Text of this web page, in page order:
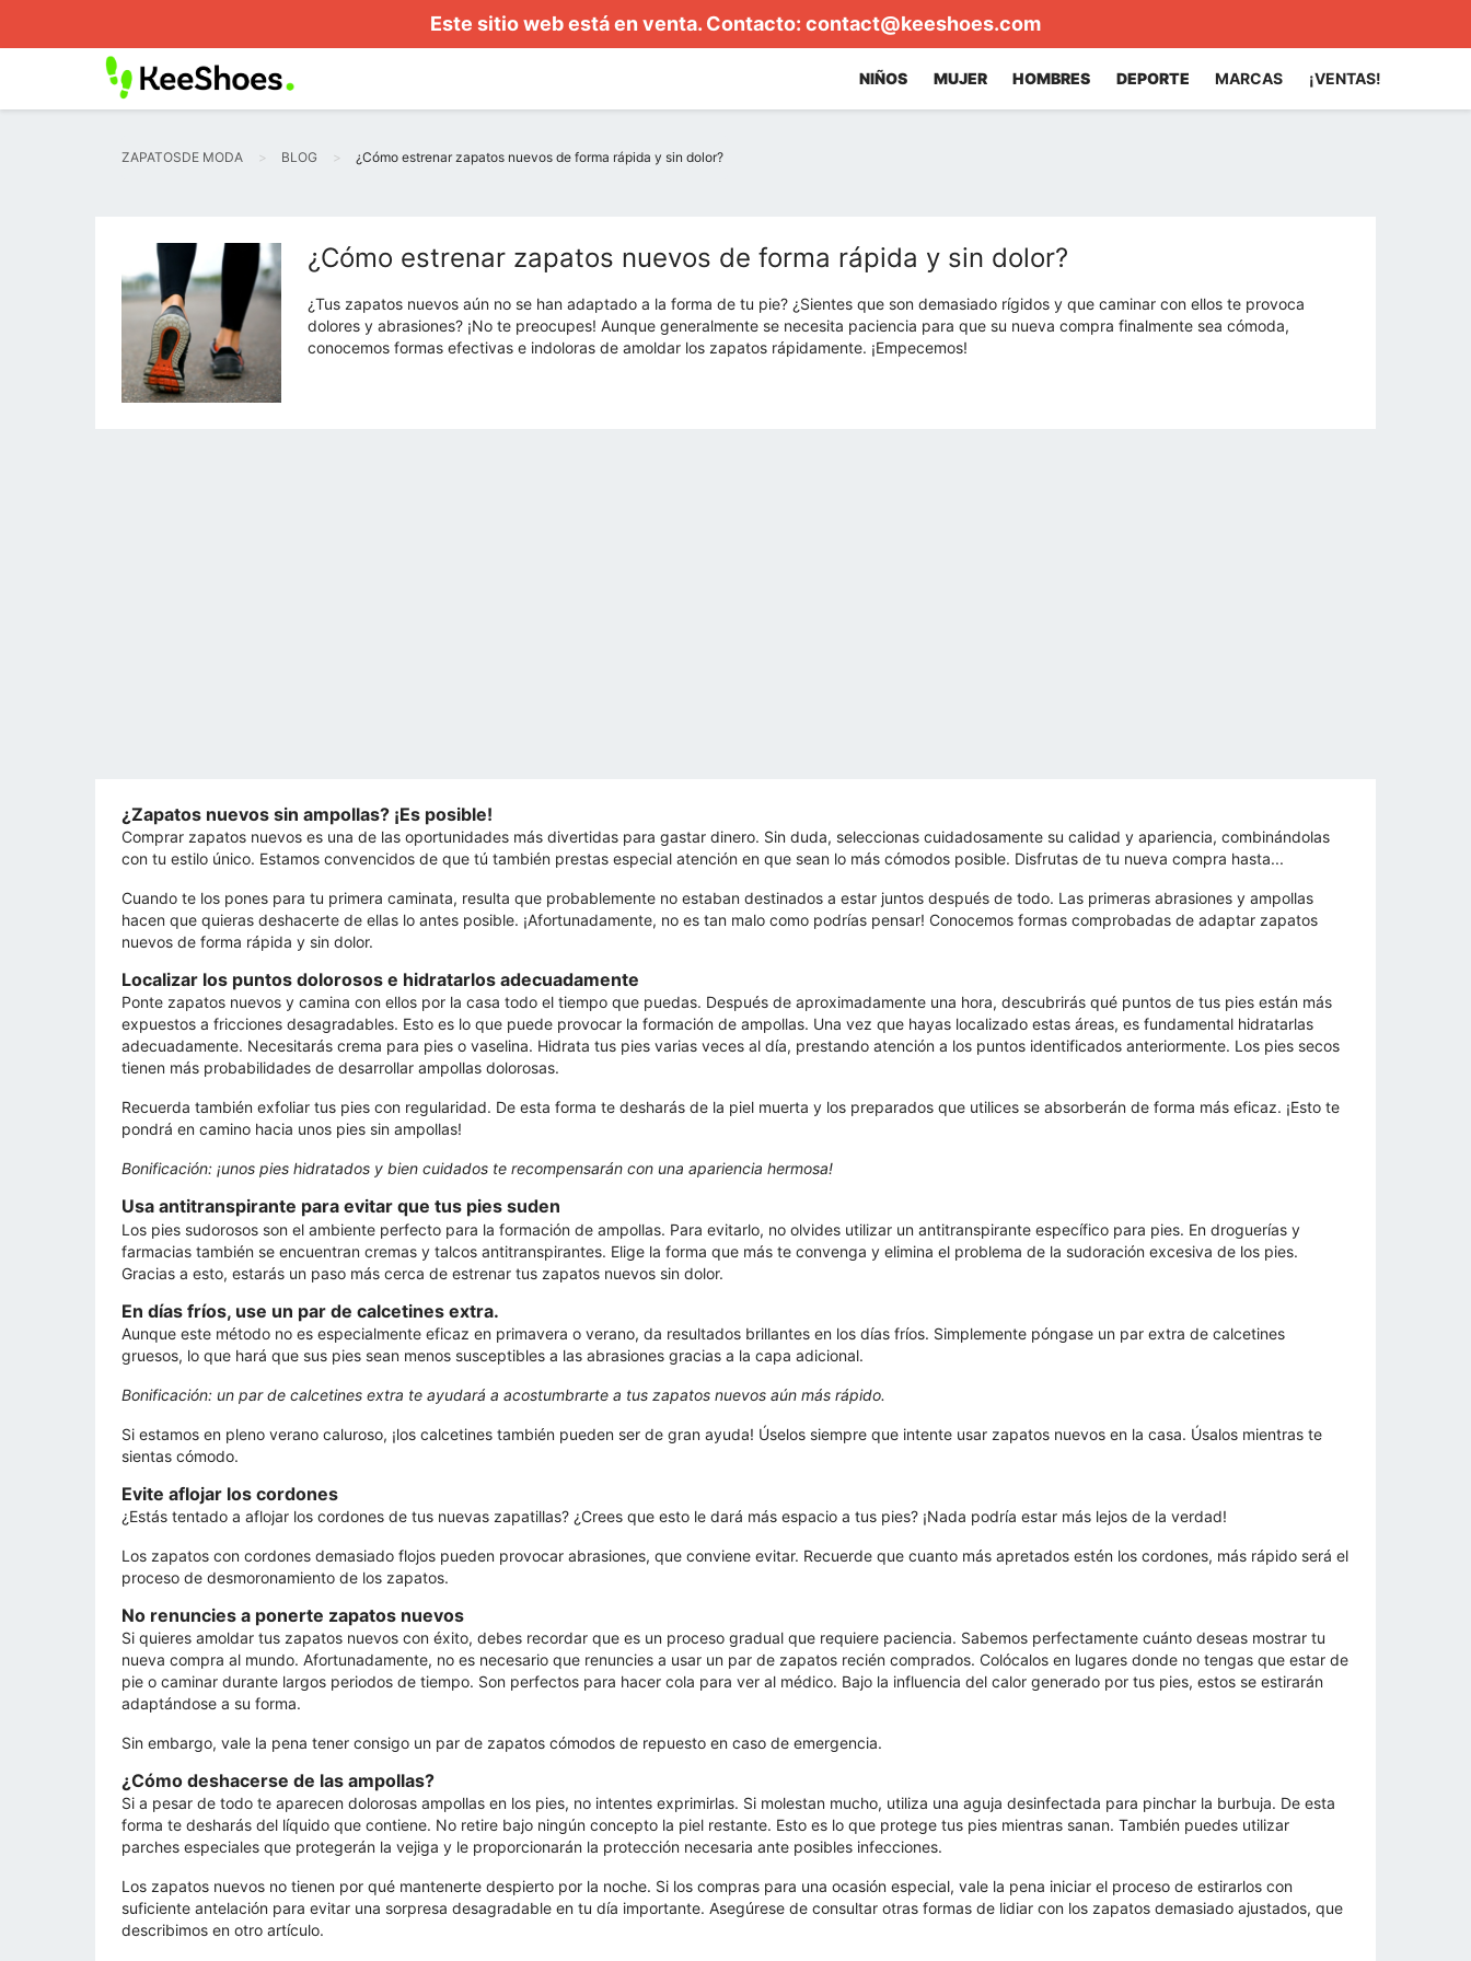
Este sitio web está en venta. Contacto: contact@keeshoes.com
NIÑOS MUJER HOMBRES DEPORTE MARCAS ¡VENTAS!
ZAPATOSDE MODA BLOG ¿Cómo estrenar zapatos nuevos de forma rápida y sin dolor?
¿Cómo estrenar zapatos nuevos de forma rápida y sin dolor?
¿Tus zapatos nuevos aún no se han adaptado a la forma de tu pie? ¿Sientes que son demasiado rígidos y que caminar con ellos te provoca
dolores y abrasiones? ¡No te preocupes! Aunque generalmente se necesita paciencia para que su nueva compra finalmente sea cómoda,
conocemos formas efectivas e indoloras de amoldar los zapatos rápidamente. ¡Empecemos!
¿Zapatos nuevos sin ampollas? ¡Es posible!
Comprar zapatos nuevos es una de las oportunidades más divertidas para gastar dinero. Sin duda, seleccionas cuidadosamente su calidad y apariencia, combinándolas
con tu estilo único. Estamos convencidos de que tú también prestas especial atención en que sean lo más cómodos posible. Disfrutas de tu nueva compra hasta...
Cuando te los pones para tu primera caminata, resulta que probablemente no estaban destinados a estar juntos después de todo. Las primeras abrasiones y ampollas
hacen que quieras deshacerte de ellas lo antes posible. ¡Afortunadamente, no es tan malo como podrías pensar! Conocemos formas comprobadas de adaptar zapatos
nuevos de forma rápida y sin dolor.
Localizar los puntos dolorosos e hidratarlos adecuadamente
Ponte zapatos nuevos y camina con ellos por la casa todo el tiempo que puedas. Después de aproximadamente una hora, descubrirás qué puntos de tus pies están más
expuestos a fricciones desagradables. Esto es lo que puede provocar la formación de ampollas. Una vez que hayas localizado estas áreas, es fundamental hidratarlas
adecuadamente. Necesitarás crema para pies o vaselina. Hidrata tus pies varias veces al día, prestando atención a los puntos identificados anteriormente. Los pies secos
tienen más probabilidades de desarrollar ampollas dolorosas.
Recuerda también exfoliar tus pies con regularidad. De esta forma te desharás de la piel muerta y los preparados que utilices se absorberán de forma más eficaz. ¡Esto te
pondrá en camino hacia unos pies sin ampollas!
Bonificación: ¡unos pies hidratados y bien cuidados te recompensarán con una apariencia hermosa!
Usa antitranspirante para evitar que tus pies suden
Los pies sudorosos son el ambiente perfecto para la formación de ampollas. Para evitarlo, no olvides utilizar un antitranspirante específico para pies. En droguerías y
farmacias también se encuentran cremas y talcos antitranspirantes. Elige la forma que más te convenga y elimina el problema de la sudoración excesiva de los pies.
Gracias a esto, estarás un paso más cerca de estrenar tus zapatos nuevos sin dolor.
En días fríos, use un par de calcetines extra.
Aunque este método no es especialmente eficaz en primavera o verano, da resultados brillantes en los días fríos. Simplemente póngase un par extra de calcetines
gruesos, lo que hará que sus pies sean menos susceptibles a las abrasiones gracias a la capa adicional.
Bonificación: un par de calcetines extra te ayudará a acostumbrarte a tus zapatos nuevos aún más rápido.
Si estamos en pleno verano caluroso, ¡los calcetines también pueden ser de gran ayuda! Úselos siempre que intente usar zapatos nuevos en la casa. Úsalos mientras te
sientas cómodo.
Evite aflojar los cordones
¿Estás tentado a aflojar los cordones de tus nuevas zapatillas? ¿Crees que esto le dará más espacio a tus pies? ¡Nada podría estar más lejos de la verdad!
Los zapatos con cordones demasiado flojos pueden provocar abrasiones, que conviene evitar. Recuerde que cuanto más apretados estén los cordones, más rápido será el
proceso de desmoronamiento de los zapatos.
No renuncies a ponerte zapatos nuevos
Si quieres amoldar tus zapatos nuevos con éxito, debes recordar que es un proceso gradual que requiere paciencia. Sabemos perfectamente cuánto deseas mostrar tu
nueva compra al mundo. Afortunadamente, no es necesario que renuncies a usar un par de zapatos recién comprados. Colócalos en lugares donde no tengas que estar de
pie o caminar durante largos periodos de tiempo. Son perfectos para hacer cola para ver al médico. Bajo la influencia del calor generado por tus pies, estos se estirarán
adaptándose a su forma.
Sin embargo, vale la pena tener consigo un par de zapatos cómodos de repuesto en caso de emergencia.
¿Cómo deshacerse de las ampollas?
Si a pesar de todo te aparecen dolorosas ampollas en los pies, no intentes exprimirlas. Si molestan mucho, utiliza una aguja desinfectada para pinchar la burbuja. De esta
forma te desharás del líquido que contiene. No retire bajo ningún concepto la piel restante. Esto es lo que protege tus pies mientras sanan. También puedes utilizar
parches especiales que protegerán la vejiga y le proporcionarán la protección necesaria ante posibles infecciones.
Los zapatos nuevos no tienen por qué mantenerte despierto por la noche. Si los compras para una ocasión especial, vale la pena iniciar el proceso de estirarlos con
suficiente antelación para evitar una sorpresa desagradable en tu día importante. Asegúrese de consultar otras formas de lidiar con los zapatos demasiado ajustados, que
describimos en otro artículo.